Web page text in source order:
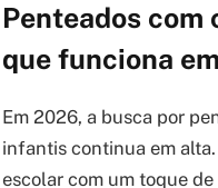
Penteados
que funciona
Em 2026, a busca por
infantis continua em
escolar com um toque